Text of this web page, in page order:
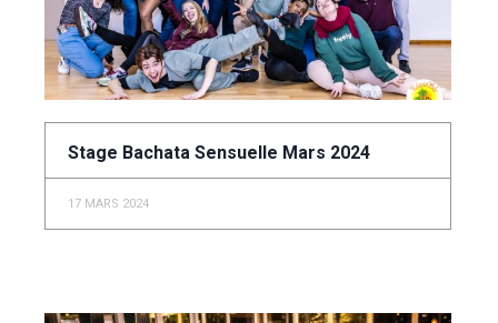
Stage Bachata Sensuelle Mars 2024
17 MARS 2024